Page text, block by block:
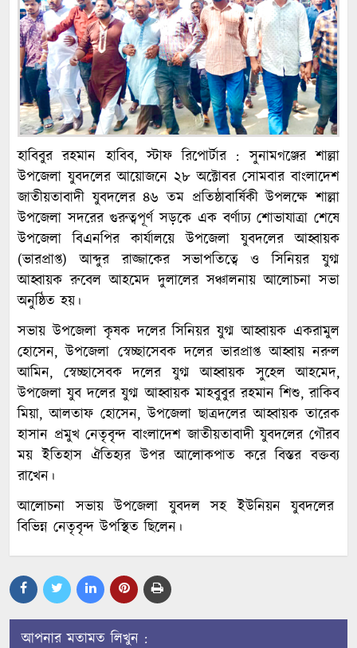
হাবিবুর রহমান হাবিব, স্টাফ রিপোর্টার : সুনামগঞ্জের শাল্লা
উপজেলা যুবদলের আয়োজনে ২৮ অক্টোবর সোমবার বাংলাদেশ
জাতীয়তাবাদী যুবদলের ৪৬ তম প্রতিষ্ঠাবার্ষিকী উপলক্ষে শাল্লা
উপজেলা সদরের গুরুত্বপূর্ণ সড়কে এক বর্ণাঢ্য শোভাযাত্রা শেষে
উপজেলা বিএনপির কার্যালয়ে উপজেলা যুবদলের আহ্বায়ক
(ভারপ্রাপ্ত) আব্দুর রাজ্জাকের সভাপতিত্বে ও সিনিয়র যুগ্ম
আহ্বায়ক রুবেল আহমেদ দুলালের সঞ্চালনায় আলোচনা সভা
অনুষ্ঠিত হয়।
সভায় উপজেলা কৃষক দলের সিনিয়র যুগ্ম আহ্বায়ক একরামুল
হোসেন, উপজেলা স্বেচ্ছাসেবক দলের ভারপ্রাপ্ত আহ্বায় নরুল
আমিন, স্বেচ্ছাসেবক দলের যুগ্ম আহ্বায়ক সুহেল আহমেদ,
উপজেলা যুব দলের যুগ্ম আহ্বায়ক মাহবুবুর রহমান শিশু, রাকিব
মিয়া, আলতাফ হোসেন, উপজেলা ছাত্রদলের আহ্বায়ক তারেক
হাসান প্রমুখ নেতৃবৃন্দ বাংলাদেশ জাতীয়তাবাদী যুবদলের গৌরব
ময় ইতিহাস ঐতিহ্যর উপর আলোকপাত করে বিস্তর বক্তব্য
রাখেন।
আলোচনা সভায় উপজেলা যুবদল সহ ইউনিয়ন যুবদলের
বিভিন্ন নেতৃবৃন্দ উপস্থিত ছিলেন।
আপনার মতামত লিখুন :